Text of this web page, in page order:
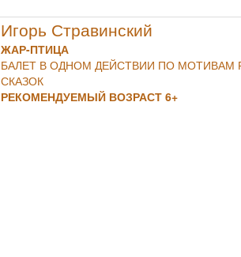
Игорь Стравинский
ЖАР-ПТИЦА
БАЛЕТ В ОДНОМ ДЕЙСТВИИ ПО МОТИВАМ
СКАЗОК
РЕКОМЕНДУЕМЫЙ ВОЗРАСТ 6+